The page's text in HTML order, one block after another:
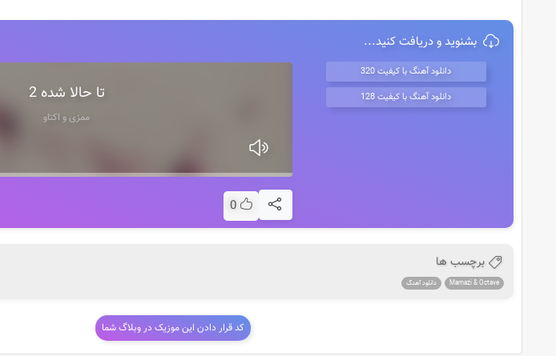
بشنوید و دریافت کنید...
دانلود آهنگ با کیفیت 320
دانلود آهنگ با کیفیت 128
تا حالا شده 2
ممزی و اکتاو
0
برچسب ها
Mamazi & Octave دانلود آهنگ
کد قرار دادن این موزیک در وبلاگ شما